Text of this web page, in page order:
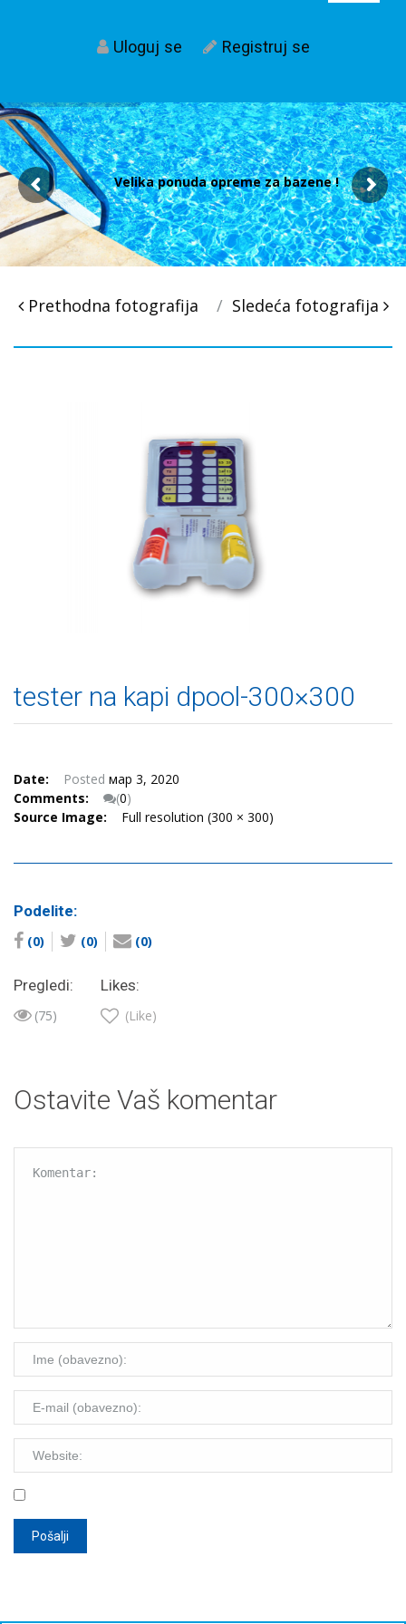
Uloguj se Registruj se
Velika ponuda opreme za bazene !
Post
Prethodna fotografija Sledeća fotografija
tester na kapi dpool-300×300
Date: Posted мар 3, 2020
Comments:
(0)
Source Image:
Full resolution (300 × 300)
Podelite:
(0) (0) (0)
Pregledi:
(75)
Likes:
(Like)
Ostavite Vaš komentar